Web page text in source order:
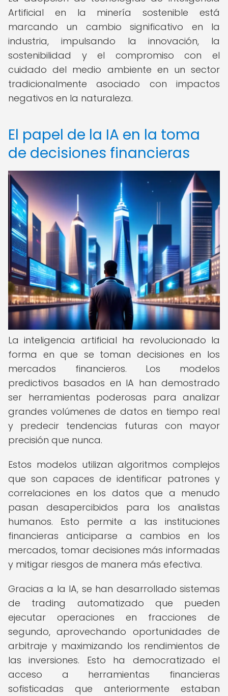
Artificial en la minería sostenible está
marcando un cambio significativo en la
industria, impulsando la innovación, la
sostenibilidad y el compromiso con el
cuidado del medio ambiente en un sector
tradicionalmente asociado con impactos
negativos en la naturaleza.
El papel de la IA en la toma
de decisiones financieras
La inteligencia artificial ha revolucionado la
forma en que se toman decisiones en los
mercados financieros. Los modelos
predictivos basados en IA han demostrado
ser herramientas poderosas para analizar
grandes volúmenes de datos en tiempo real
y predecir tendencias futuras con mayor
precisión que nunca.
Estos modelos utilizan algoritmos complejos
que son capaces de identificar patrones y
correlaciones en los datos que a menudo
pasan desapercibidos para los analistas
humanos. Esto permite a las instituciones
financieras anticiparse a cambios en los
mercados, tomar decisiones más informadas
y mitigar riesgos de manera más efectiva.
Gracias a la IA, se han desarrollado sistemas
de trading automatizado que pueden
ejecutar operaciones en fracciones de
segundo, aprovechando oportunidades de
arbitraje y maximizando los rendimientos de
las inversiones. Esto ha democratizado el
acceso a herramientas financieras
sofisticadas que anteriormente estaban